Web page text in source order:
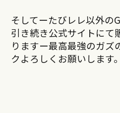
そしてーたびレレ以外の
引き続き公式サイトにて
りますー最高最強のガズ
クよろしくお願いします。